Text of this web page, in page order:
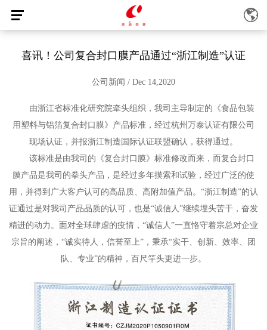
喜讯！公司复合封口膜产品通过“浙江制造”认证
公司新闻 / Dec 14,2020
由浙江省标准化研究院牵头组织，我司主导制定的《食品包装
用塑料与铝箔复合封口膜》产品标准，经过杭州万泰认证有限公司
现场认证，并报浙江制造国际认证联盟确认，获得通过。
该标准是由我司的《复合封口膜》标准修改而来，而复合封口
膜产品是我司的拳头产品，是经过多年摸索和试验，经过广泛的使
用，并得到广大客户认可的高品质、高附加值产品。“浙江制造”的认
证通过是对我司产品品质的认可，也是“诚信人”继续埋头苦干，奋发
精进的动力。面对全球肆虐的疫情，“诚信人”一直恪守着宗总对企业
宗旨的阐述，“诚实待人，信誉至上”，秉承“实干、创新、效率、团
队、专业”的精神，百尺竿头更进一步。